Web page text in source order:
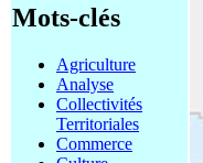
Mots-clés
Agriculture
Analyse
Collectivités
Territoriales
Commerce